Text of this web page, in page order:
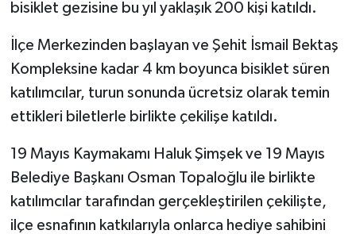
bisiklet gezisine bu yıl yaklaşık 200 kişi katıldı.
İlçe Merkezinden başlayan ve Şehit İsmail Bektaş
Kompleksine kadar 4 km boyunca bisiklet süren
katılımcılar, turun sonunda ücretsiz olarak temin
ettikleri biletlerle birlikte çekilişe katıldı.
19 Mayıs Kaymakamı Haluk Şimşek ve 19 Mayıs
Belediye Başkanı Osman Topaloğlu ile birlikte
katılımcılar tarafından gerçekleştirilen çekilişte,
ilçe esnafının katkılarıyla onlarca hediye sahibini